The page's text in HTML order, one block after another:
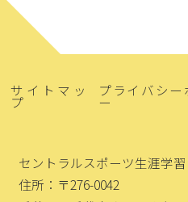
サイトマッ
プ
プライバシー
ー
セントラルスポーツ生涯学
住所：〒276-0042